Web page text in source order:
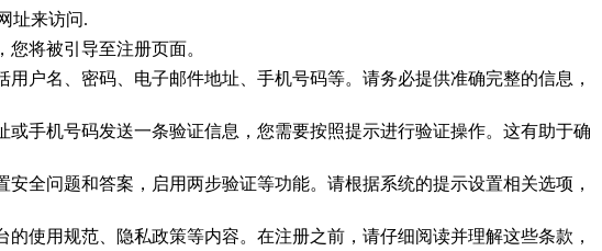
址来访问.
将被引导至注册页面。
户名、密码、电子邮件地址、手机号码等。请务必提供准确完整的信息，
手机号码发送一条验证信息，您需要按照提示进行验证操作。这有助于确
全问题和答案，启用两步验证等功能。请根据系统的提示设置相关选项，
使用规范、隐私政策等内容。在注册之前，请仔细阅读并理解这些条款，